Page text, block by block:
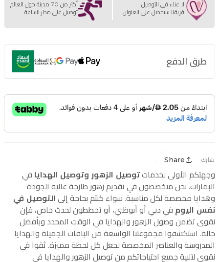
لا عناء في التوصيل
فريقنا سيحصل على العنوان
أكثر من 70 مدينة حول العالم
توصيل على مدار الساعة
طرق الدفع
شارك Share
وجهتكم الأولى لخدمات توصيل الزهور وتوصيل الهدايا في
الإمارات. نحن متخصصون في تقديم زهور طازجة عالية الجودة
وهدايا مخصصة لكل مناسبة. سواء كنتم بحاجة إلى التوصيل في
نفس اليوم في دبي أو أبوظبي، أو تخططون لحدث خاص، فإن
نقوى تضمن وصول الزهور والهدايا في الوقت المحدد وبأفضل
حالة. استكشفوا مجموعتنا الواسعة من الباقات الجميلة والهدايا
المدروسة والعناصر المخصصة لجعل كل لحظة مميزة. ثقوا في
نقوى لتلبية جميع احتياجاتكم من توصيل الزهور والهدايا في